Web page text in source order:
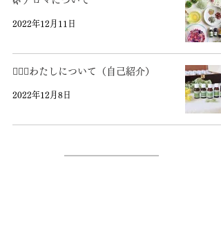
2022年12月11日
💁🏻‍♀️わたしについて（自己紹介）
2022年12月8日